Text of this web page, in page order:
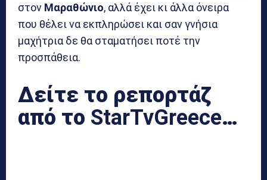
στον Μαραθώνιο, αλλά έχει κι άλλα όνειρα
που θέλει να εκπληρώσει και σαν γνήσια
μαχήτρια δε θα σταματήσει ποτέ την
προσπάθεια.
Δείτε το ρεπορτάζ
από το StarTvGreece…